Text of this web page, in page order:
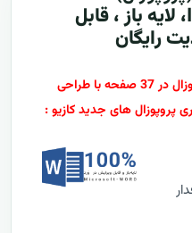
، لایه باز ، قابل
برای اولین بار- نسخه 6 این پروپوزال در 37 صفحه با طراحی
های جدید کازیو :